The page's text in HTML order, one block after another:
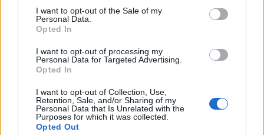
I want to opt-out of the Sale of my
Personal Data.
Opted In
I want to opt-out of processing my
Personal Data for Targeted Advertising.
Opted In
I want to opt-out of Collection, Use,
Retention, Sale, and/or Sharing of my
Personal Data that Is Unrelated with the
Purposes for which it was collected.
Opted Out
Petteri Lindbohm
Niko Mikkola
Tampa Bay Lightning
Christopher Gibson
Toronto Maple Leafs